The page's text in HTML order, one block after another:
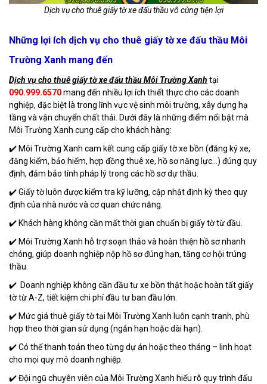
Dịch vụ cho thuê giấy tờ xe đấu thầu vô cùng tiện lợi
Những lợi ích dịch vụ cho thuê giấy tờ xe đấu thầu Môi
Trường Xanh mang đến
Dịch vụ cho thuê giấy tờ xe đấu thầu Môi Trường Xanh tại
090.999.6570mang đến nhiều lợi ích thiết thực cho các doanh
nghiệp, đặc biệt là trong lĩnh vực vệ sinh môi trường, xây dựng hạ
tầng và vận chuyển chất thải. Dưới đây là những điểm nổi bật mà
Môi Trường Xanh cung cấp cho khách hàng:
✔️ Môi Trường Xanh cam kết cung cấp giấy tờ xe bồn (đăng ký xe,
đăng kiểm, bảo hiểm, hợp đồng thuê xe, hồ sơ năng lực…) đúng quy
định, đảm bảo tính pháp lý trong các hồ sơ dự thầu.
✔️ Giấy tờ luôn được kiểm tra kỹ lưỡng, cập nhật định kỳ theo quy
định của nhà nước và cơ quan chức năng.
✔️ Khách hàng không cần mất thời gian chuẩn bị giấy tờ từ đầu.
✔️ Môi Trường Xanh hỗ trợ soạn thảo và hoàn thiện hồ sơ nhanh
chóng, giúp doanh nghiệp nộp hồ sơ đúng hạn, tăng cơ hội trúng
thầu.
✔️ Doanh nghiệp không cần đầu tư xe bồn thật hoặc hoàn tất giấy
tờ từ A-Z, tiết kiệm chi phí đầu tư ban đầu lớn.
✔️ Mức giá thuê giấy tờ tại Môi Trường Xanh luôn cạnh tranh, phù
hợp theo thời gian sử dụng (ngắn hạn hoặc dài hạn).
✔️ Có thể thanh toán theo từng dự án hoặc theo tháng – linh hoạt
cho mọi quy mô doanh nghiệp.
✔️ Đội ngũ chuyên viên của Môi Trường Xanh hiểu rõ quy trình đấu